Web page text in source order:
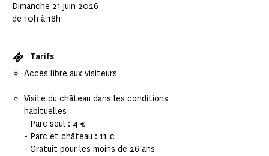
Dimanche 21 juin 2026
de 10h à 18h
Tarifs
Accès libre aux visiteurs
Visite du château dans les conditions
habituelles
- Parc seul : 4 €
- Parc et château : 11 €
- Gratuit pour les moins de 26 ans